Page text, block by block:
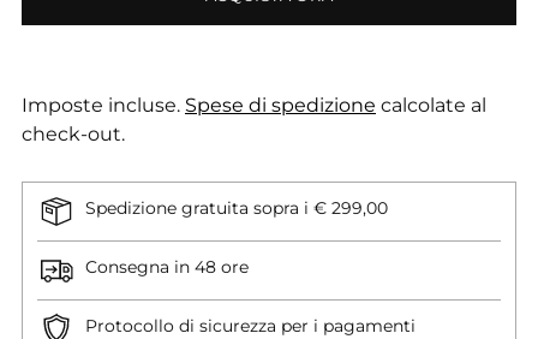
Imposte incluse. Spese di spedizione calcolate al
check-out.
Spedizione gratuita sopra i € 299,00
Consegna in 48 ore
Protocollo di sicurezza per i pagamenti